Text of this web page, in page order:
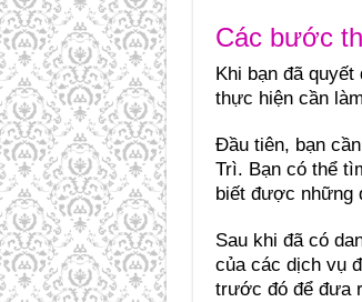
Các bước
Khi bạn đã
thực hiện cần
Đầu tiên, bạn
Trì. Bạn có thể
biết được những
Sau khi đã có
của các dịch vụ
trước đó để đưa